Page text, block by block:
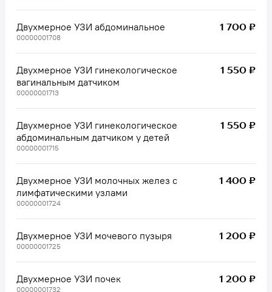
Двухмерное УЗИ абдоминальное
00000001708
1 700 ₽
Двухмерное УЗИ гинекологическое
вагинальным датчиком
00000001713
1 550 ₽
Двухмерное УЗИ гинекологическое
абдоминальным датчиком у детей
00000001715
1 550 ₽
Двухмерное УЗИ молочных желез с
лимфатическими узлами
00000001724
1 400 ₽
Двухмерное УЗИ мочевого пузыря
00000001725
1 200 ₽
Двухмерное УЗИ почек
00000001732
1 200 ₽